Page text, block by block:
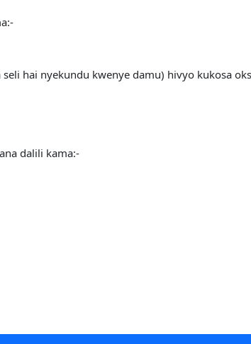
hai nyekundu kwenye damu) hivyo kukosa
dalili kama:-